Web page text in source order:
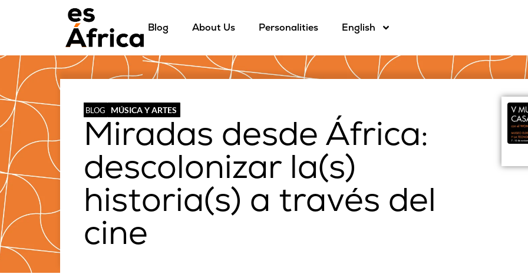
Blog About Us Personalities English
BLOG MÚSICA Y ARTES
Miradas desde África:
descolonizar la(s)
historia(s) a través del
cine